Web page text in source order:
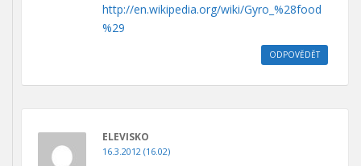
http://en.wikipedia.org/wiki/Gyro_%28food
%29
ODPOVĚDĚT
ELEVISKO
16.3.2012 (16.02)